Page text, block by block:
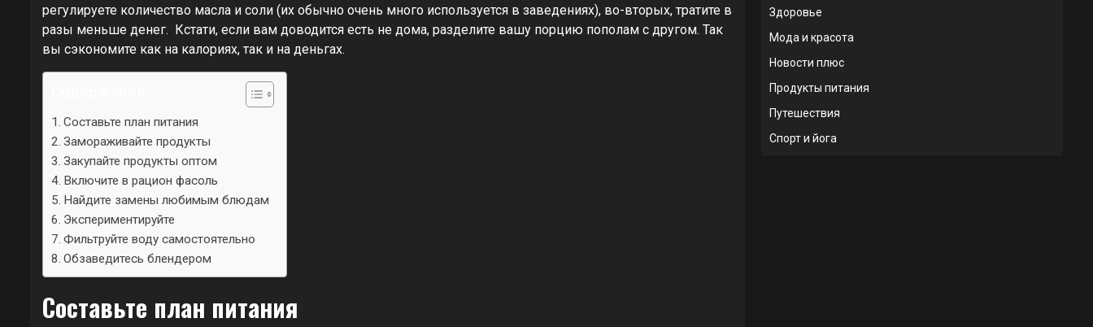
регулируете количество масла и соли (их обычно очень много используется в заведениях), во-вторых, тратите в
разы меньше денег. Кстати, если вам доводится есть не дома, разделите вашу порцию пополам с другом. Так
вы сэкономите как на калориях, так и на деньгах.
Составьте план питания
Замораживайте продукты
Закупайте продукты оптом
Включите в рацион фасоль
Найдите замены любимым блюдам
Экспериментируйте
Фильтруйте воду самостоятельно
Обзаведитесь блендером
Составьте план питания
Здоровье
Мода и красота
Новости плюс
Продукты питания
Путешествия
Спорт и йога